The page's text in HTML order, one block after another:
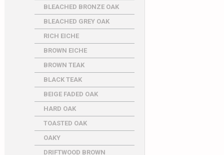
BLEACHED BRONZE OAK
BLEACHED GREY OAK
RICH EICHE
BROWN EICHE
BROWN TEAK
BLACK TEAK
BEIGE FADED OAK
HARD OAK
TOASTED OAK
OAKY
DRIFTWOOD BROWN